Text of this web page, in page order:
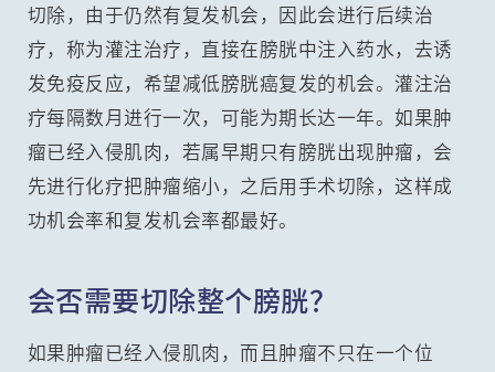
切除，由于仍然有复发机会，因此会进行后续治
疗，称为灌注治疗，直接在膀胱中注入药水，去诱
发免疫反应，希望减低膀胱癌复发的机会。灌注治
疗每隔数月进行一次，可能为期长达一年。如果肿
瘤已经入侵肌肉，若属早期只有膀胱出现肿瘤，会
先进行化疗把肿瘤缩小，之后用手术切除，这样成
功机会率和复发机会率都最好。
会否需要切除整个膀胱？
如果肿瘤已经入侵肌肉，而且肿瘤不只在一个位